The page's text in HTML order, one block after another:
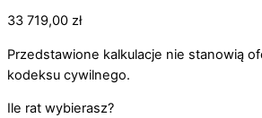
33 719,00 zł
Przedstawione kalkulacje nie stanowią
kodeksu cywilnego.
Ile rat wybierasz?